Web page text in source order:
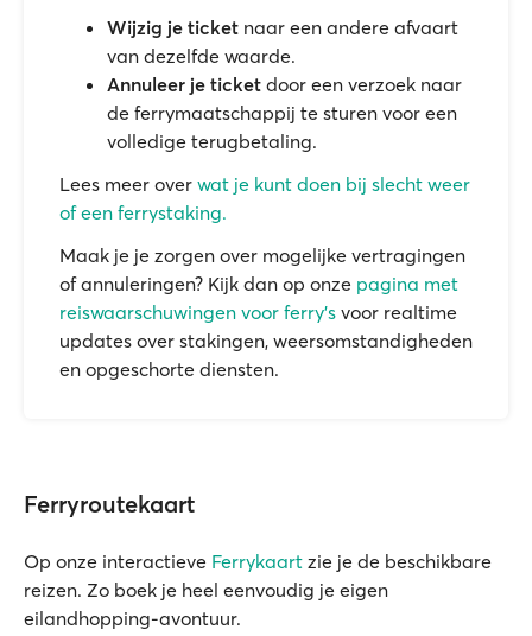
Wijzig je ticket naar een andere afvaart
van dezelfde waarde.
Annuleer je ticket door een verzoek naar
de ferrymaatschappij te sturen voor een
volledige terugbetaling.
Lees meer over wat je kunt doen bij slecht weer
of een ferrystaking.
Maak je je zorgen over mogelijke vertragingen
of annuleringen? Kijk dan op onze pagina met
reiswaarschuwingen voor ferry's voor realtime
updates over stakingen, weersomstandigheden
en opgeschorte diensten.
Ferryroutekaart
Op onze interactieve Ferrykaart zie je de beschikbare
reizen. Zo boek je heel eenvoudig je eigen
eilandhopping-avontuur.